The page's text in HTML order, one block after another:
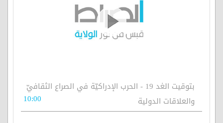
بتوقيت الغد 19 - الحرب الإدراكيّة في الصراع الثقافيّ
والعلاقات الدولية
10:00